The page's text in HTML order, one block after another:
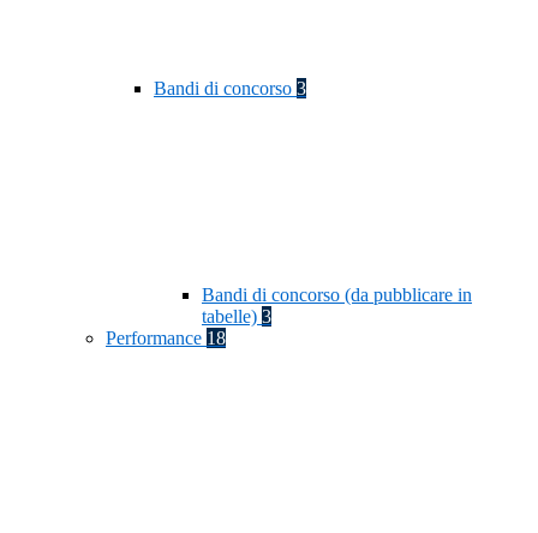
Bandi di concorso 3
Bandi di concorso (da pubblicare in
tabelle) 3
Performance 18